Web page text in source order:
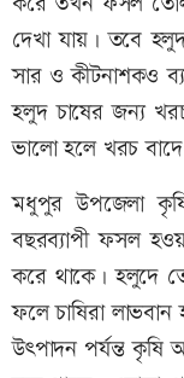
দেখা যায়। তবে
সার ও কীটনাশকও
হলুদ চাষের জন্য
ভালো হলে খরচ
মধুপুর উপজেলা
বছরব্যাপী ফসল
করে থাকে। হলুদে
ফলে চাষিরা
উৎপাদন পর্যন্ত কৃষি